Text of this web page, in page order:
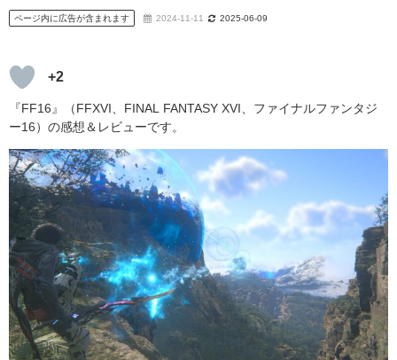
ページ内に広告が含まれます 2024-11-11 2025-06-09
+2
『FF16』（FFXVI、FINAL FANTASY XVI、ファイナルファンタジ
ー16）の感想＆レビューです。